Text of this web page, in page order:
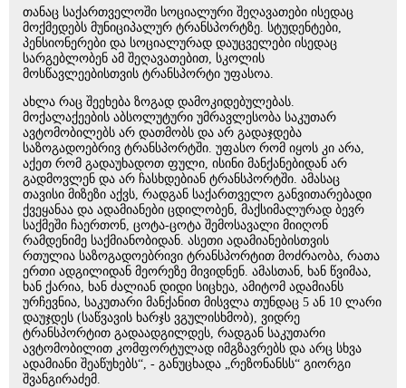
თანაც საქართველოში სოციალური შეღავათები ისედაც
მოქმედებს მუნიციპალურ ტრანსპორტზე. სტუდენტები,
პენსიონერები და სოციალურად დაუცველები ისედაც
სარგებლობენ ამ შეღავათებით, სკოლის
მოსწავლეებისთვის ტრანსპორტი უფასოა.
ახლა რაც შეეხება ზოგად დამოკიდებულებას.
მოქალაქეების აბსოლუტური უმრავლესობა საკუთარ
ავტომობილებს არ დათმობს და არ გადაჯდება
საზოგადოებრივ ტრანსპორტში. უფასო რომ იყოს კი არა,
აქეთ რომ გადაუხადოთ ფული, ისინი მანქანებიდან არ
გადმოვლენ და არ ჩასხდებიან ტრანსპორტში. ამასაც
თავისი მიზეზი აქვს, რადგან საქართველო განვითარებადი
ქვეყანაა და ადამიანები ცდილობენ, მაქსიმალურად ბევრ
საქმეში ჩაერთონ, ცოტა-ცოტა შემოსავალი მიიღონ
რამდენიმე საქმიანობიდან. ასეთი ადამიანებისთვის
რთულია საზოგადოებრივი ტრანსპორტით მოძრაობა, რათა
ერთი ადგილიდან მეორეზე მივიდნენ. ამასთან, ხან წვიმაა,
ხან ქარია, ხან ძალიან დიდი სიცხეა, ამიტომ ადამიანს
ურჩევნია, საკუთარი მანქანით მისვლა თუნდაც 5 ან 10 ლარი
დაუჯდეს (საწვავის ხარჯს ვგულისხმობ), ვიდრე
ტრანსპორტით გადაადგილდეს, რადგან საკუთარი
ავტომობილით კომფორტულად იმგზავრებს და არც სხვა
ადამიანი შეაწუხებს“, - განუცხადა „რეზონანსს“ გიორგი
შვანგირაძემ.